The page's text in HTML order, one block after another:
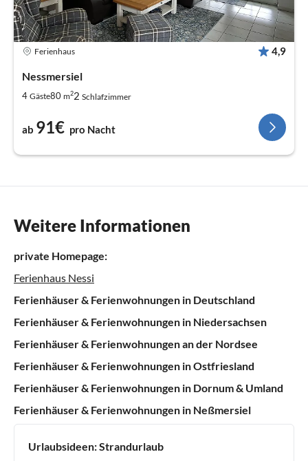
Ferienhaus 4,9
Nessmersiel
4 Gäste80 m22 Schlafzimmer
ab 91€ pro Nacht
Weitere Informationen
private Homepage:
Ferienhaus Nessi
Ferienhäuser & Ferienwohnungen in Deutschland
Ferienhäuser & Ferienwohnungen in Niedersachsen
Ferienhäuser & Ferienwohnungen an der Nordsee
Ferienhäuser & Ferienwohnungen in Ostfriesland
Ferienhäuser & Ferienwohnungen in Dornum & Umland
Ferienhäuser & Ferienwohnungen in Neßmersiel
Urlaubsideen:Strandurlaub